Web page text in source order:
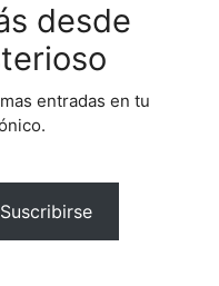
desde
entradas en tu
Suscribirse